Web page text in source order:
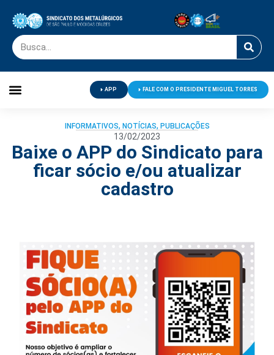
APP FALE COM O PRESIDENTE MIGUEL TORRES
INFORMATIVOS, NOTÍCIAS, PUBLICAÇÕES
13/02/2023
Baixe o APP do Sindicato para
ficar sócio e/ou atualizar
cadastro